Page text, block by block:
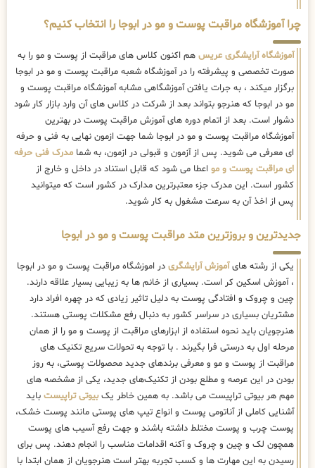
چرا آموزشگاه مراقبت پوست و مو در ابوجا را انتخاب کنیم؟
آموزشگاه آرایشگری عریس هم اکنون کلاس های مراقبت از پوست و مو را به
صورت تخصصی و پیشرفته را در آموزشگاه شعبه مراقبت پوست و مو در ابوجا
برگزار میکند ، به جرات یافتن آموزشگاهی مشابه آموزشگاه مراقبت پوست و
مو در ابوجا که هنرجو بتواند بعد از شرکت در کلاس های آن وارد بازار کار شود
دشوار است. بعد از اتمام دوره های آموزش مراقبت پوست در بهترین
آموزشگاه مراقبت پوست و مو در ابوجا شما جهت ازمون نهایی به فنی و حرفه
ای معرفی می شوید. پس از آزمون و قبولی در ازمون، به شما مدرک فنی حرفه
ای مراقبت پوست و مو اعطا می شود که قابل استناد در داخل و خارج از
کشور است. این مدرک جزء معتبرترین مدارک در کشور است که میتوانید
پس از اخذ آن به سرعت مشغول به کار شوید.
جدیدترین و بروزترین متد مراقبت پوست و مو در ابوجا
یکی از رشته هایآموزش آرایشگری در اموزشگاه مراقبت پوست و مو در ابوجا
، آموزش اسکین کر است. بسیاری از خانم ها به زیبایی بسیار علاقه دارند.
چین و چروک و افتادگی پوست به دلیل تاثیر زیادی که در چهره افراد دارد
مشتریان بسیاری در سراسر کشور به دنبال رفع مشکلات پوستی هستند.
هنرجویان باید نحوه استفاده از ابزارهای مراقبت از پوست و مو را از همان
مرحله اول به درستی فرا بگیرند . با توجه به تحولات سریع تکنیک ‌های
مراقبت از پوست و مو و معرفی برندهای جدید محصولات پوستی، به روز
بودن در این عرصه و مطلع بودن از تکنیک‌های جدید، یکی از مشخصه های
مهم هر بیوتی تراپیست می باشد. به همین خاطر یکبیوتی تراپیست باید
آشنایی کاملی از آناتومی پوست و انواع تیپ های پوستی مانند پوست خشک،
پوست چرب و پوست مختلط داشته باشند و جهت رفع آسیب های پوست
همچون لک و چین و چروک و آکنه اقدامات مناسب را انجام دهند. پس برای
رسیدن به این مهارت ها و کسب تجربه بهتر است هنرجویان از همان ابتدا با